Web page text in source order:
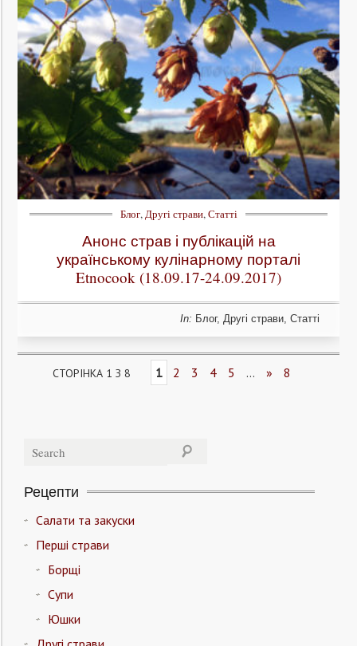
Блог,Другі страви,Статті
Анонс страв і публікацій на
українському кулінарному порталі
Etnocook (18.09.17-24.09.2017)
In: Блог, Другі страви, Статті
СТОРІНКА 1 З 8 1 2 3 4 5 ... » 8
Рецепти
Салати та закуски
Перші страви
Борщі
Супи
Юшки